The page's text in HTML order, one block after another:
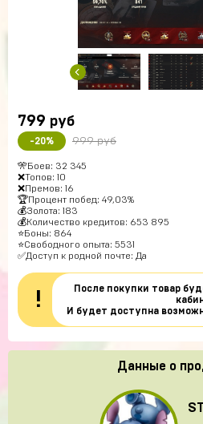
799 руб
-20% 999 руб
🎌Боев: 32 345
❌Топов: 10
❌Премов: 16
🏆Процент побед: 49,03%
💰Золота: 183
💰Количество кредитов: 653 895
⭐Боны: 864
⭐Свободного опыта: 5531
✅Доступ к родной почте: Да
!
После покупки товар
И будет доступна
Данные о